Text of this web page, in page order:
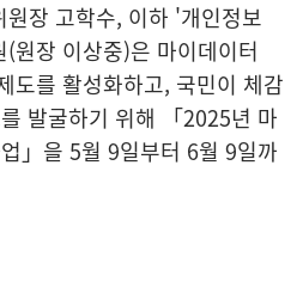
장 고학수, 이하 '개인정보
원장 이상중)은 마이데이터
도를 활성화하고, 국민이 체감
발굴하기 위해 「2025년 마
」을 5월 9일부터 6월 9일까